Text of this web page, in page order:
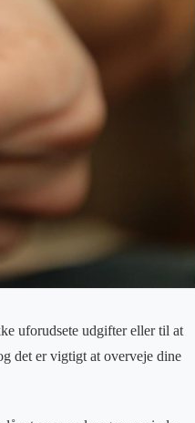
uforudsete udgifter eller til at
det er vigtigt at overveje dine